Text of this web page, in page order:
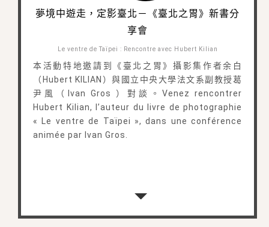
夢境中遊走，定影臺北－《臺北之胃》新書分
享會
Le ventre de Taïpei : Rencontre avec Hubert Kilian
本活動特地邀請到《臺北之胃》攝影集作者余白
（Hubert KILIAN）與國立中央大學法文系副教授葛
尹風（Ivan Gros ）對談。Venez rencontrer
Hubert Kilian, l’auteur du livre de photographie
« Le ventre de Taïpei », dans une conférence
animée par Ivan Gros.